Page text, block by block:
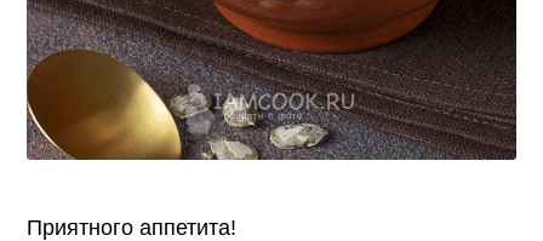
Приятного аппетита!